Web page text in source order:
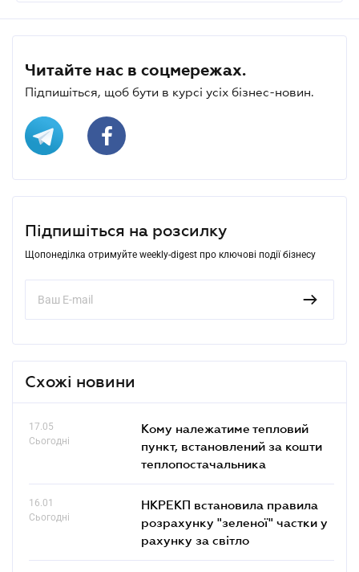
Читайте нас в соцмережах.
Підпишіться, щоб бути в курсі усіх бізнес-новин.
Підпишіться на розсилку
Щопонеділка отримуйте weekly-digest про ключові події бізнесу
Схожі новини
17.05
Сьогодні
Кому належатиме тепловий
пункт, встановлений за кошти
теплопостачальника
16.01
Сьогодні
НКРЕКП встановила правила
розрахунку "зеленої" частки у
рахунку за світло